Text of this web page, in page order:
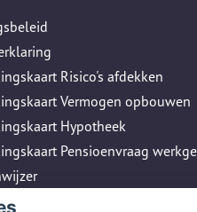
Risico's afdekken
Vermogen opbouwen
Hypotheek
Pensioenvraag